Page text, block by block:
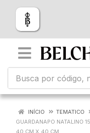
INÍCIO TEMATICO
GUARDANAPO NATALINO
40 CM X 40 CM